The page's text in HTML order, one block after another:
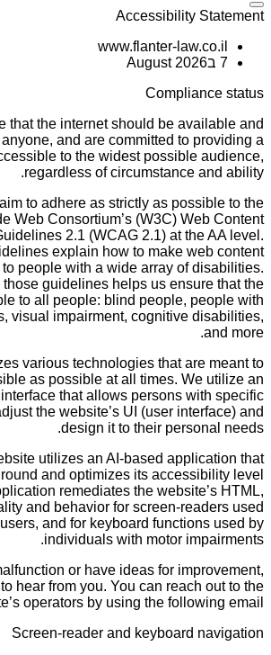
Accessibility Statement
www.flanter-law.co.il
7 בAugust 2026
Compliance status
that the internet should be available and
and are committed to providing a
to the widest possible audience,
regardless of circumstance and ability.
to adhere as strictly as possible to the
Web Consortium’s (W3C) Web Content
2.1 (WCAG 2.1) at the AA level.
explain how to make web content
people with a wide array of disabilities.
guidelines helps us ensure that the
to all people: blind people, people with
visual impairment, cognitive disabilities,
and more.
various technologies that are meant to
as possible at all times. We utilize an
that allows persons with specific
the website’s UI (user interface) and
design it to their personal needs.
utilizes an AI-based application that
and optimizes its accessibility level
remediates the website’s HTML,
and behavior for screen-readers used
and for keyboard functions used by
individuals with motor impairments.
or have ideas for improvement,
hear from you. You can reach out to the
operators by using the following email
Screen-reader and keyboard navigation